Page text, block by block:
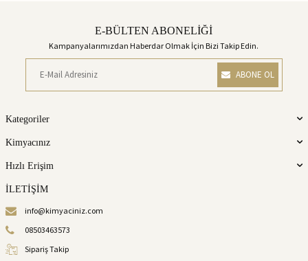
E-BÜLTEN ABONELİĞİ
Kampanyalarımızdan Haberdar Olmak İçin Bizi Takip Edin.
ABONE OL
Kategoriler
Kimyacınız
Hızlı Erişim
İLETİŞİM
info@kimyaciniz.com
08503463573
Sipariş Takip